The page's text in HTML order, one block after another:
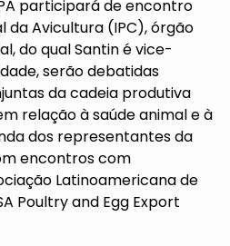
participará de encontro
da Avicultura (IPC), órgão
do qual Santin é vice-
serão debatidas
da cadeia produtiva
relação à saúde animal e à
dos representantes da
encontros com
Latinoamericana de
Poultry and Egg Export